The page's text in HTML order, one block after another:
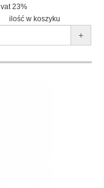
vat 23%
ilość w koszyku
+